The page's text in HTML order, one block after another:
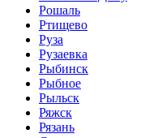
Рошаль
Ртищево
Руза
Рузаевка
Рыбинск
Рыбное
Рыльск
Ряжск
Рязань